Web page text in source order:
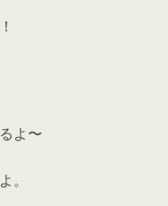
よ〜
。